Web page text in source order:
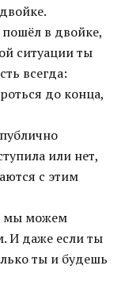
в двойке,
ситуации ты
всегда:
до конца,
или нет,
с этим
мы можем
И даже если ты
ты и будешь